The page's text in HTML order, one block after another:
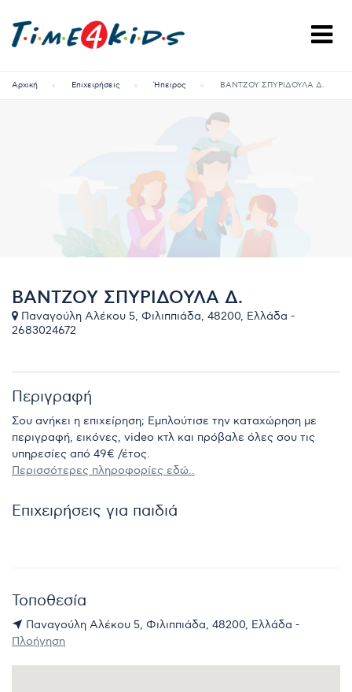
Αρχική Επιχειρήσεις Ήπειρος ΒΑΝΤΖΟΥ ΣΠΥΡΙΔΟΥΛΑ Δ.
ΒΑΝΤΖΟΥ ΣΠΥΡΙΔΟΥΛΑ Δ.
Παναγούλη Αλέκου 5, Φιλιππιάδα, 48200, Ελλάδα -
2683024672
Περιγραφή
Σου ανήκει η επιχείρηση; Εμπλούτισε την καταχώρηση με
περιγραφή, εικόνες, video κτλ και πρόβαλε όλες σου τις
υπηρεσίες από 49€ /έτος.
Περισσότερες πληροφορίες εδώ..
Επιχειρήσεις για παιδιά
Τοποθεσία
Παναγούλη Αλέκου 5, Φιλιππιάδα, 48200, Ελλάδα -
Πλοήγηση